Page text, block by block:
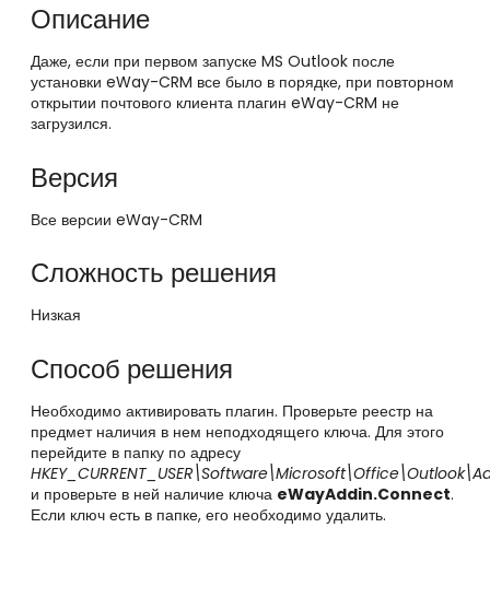
Описание
Даже, если при первом запуске MS Outlook после
установки eWay-CRM все было в порядке, при повторном
открытии почтового клиента плагин eWay-CRM не
загрузился.
Версия
Все версии eWay-CRM
Сложность решения
Низкая
Способ решения
Необходимо активировать плагин. Проверьте реестр на
предмет наличия в нем неподходящего ключа. Для этого
перейдите в папку по адресу
и проверьте в ней наличие ключа eWayAddin.Connect.
Если ключ есть в папке, его необходимо удалить.